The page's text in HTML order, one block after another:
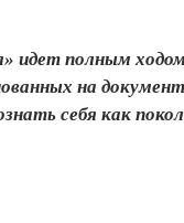
идет полным
на
себя как